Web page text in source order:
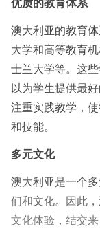
优质的教育体系
澳大利亚的教育
大学和高等教育
士兰大学等。这
以为学生提供最
注重实践教学，
和技能。
多元文化
澳大利亚是一个
们和文化。因此
文化体验，结交